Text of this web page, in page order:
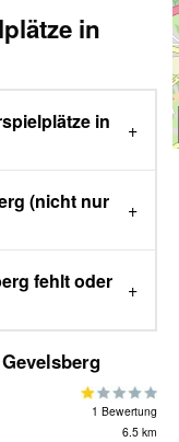
in
in
(nicht nur
fehlt oder
1 Bewertung
6.5 km